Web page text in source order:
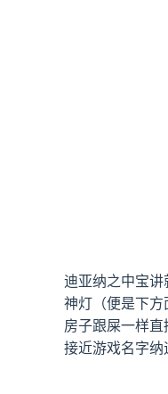
迪亚纳之中宝
神灯（便是下
房子跟屎一样
接近游戏名字纳